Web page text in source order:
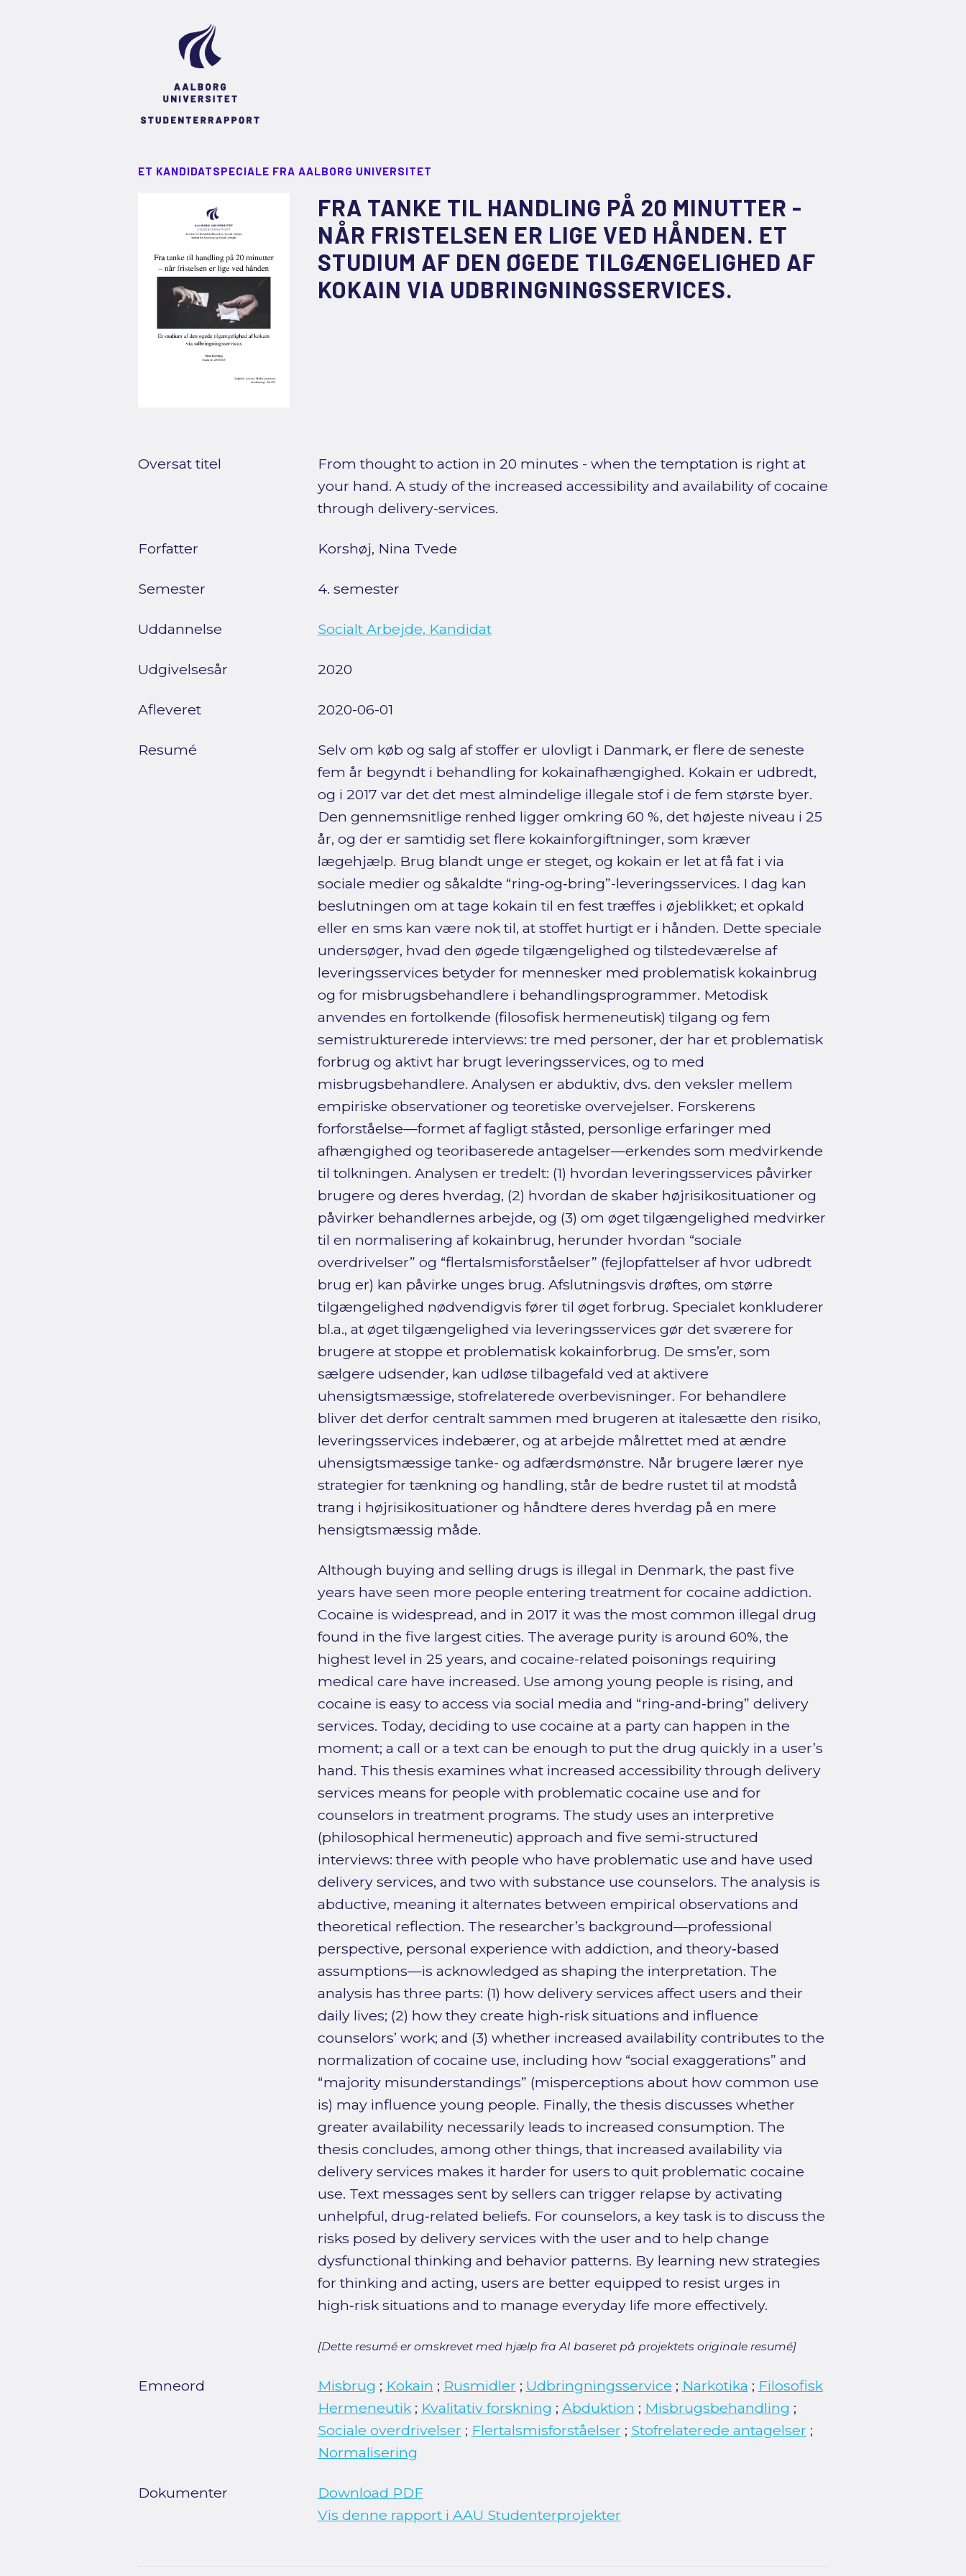
ET KANDIDATSPECIALE FRA AALBORG UNIVERSITET
FRA TANKE TIL HANDLING PÅ 20 MINUTTER -
NÅR FRISTELSEN ER LIGE VED HÅNDEN. ET
STUDIUM AF DEN ØGEDE TILGÆNGELIGHED AF
KOKAIN VIA UDBRINGNINGSSERVICES.
Oversat titel
From thought to action in 20 minutes - when the temptation is right at
your hand. A study of the increased accessibility and availability of cocaine
through delivery-services.
Forfatter Korshøj, Nina Tvede
Semester 4. semester
Uddannelse Socialt Arbejde, Kandidat
Udgivelsesår 2020
Afleveret 2020-06-01
Resumé
Selv om køb og salg af stoffer er ulovligt i Danmark, er flere de seneste
fem år begyndt i behandling for kokainafhængighed. Kokain er udbredt,
og i 2017 var det det mest almindelige illegale stof i de fem største byer.
Den gennemsnitlige renhed ligger omkring 60 %, det højeste niveau i 25
år, og der er samtidig set flere kokainforgiftninger, som kræver
lægehjælp. Brug blandt unge er steget, og kokain er let at få fat i via
sociale medier og såkaldte “ring‑og‑bring”-leveringsservices. I dag kan
beslutningen om at tage kokain til en fest træffes i øjeblikket; et opkald
eller en sms kan være nok til, at stoffet hurtigt er i hånden. Dette speciale
undersøger, hvad den øgede tilgængelighed og tilstedeværelse af
leveringsservices betyder for mennesker med problematisk kokainbrug
og for misbrugsbehandlere i behandlingsprogrammer. Metodisk
anvendes en fortolkende (filosofisk hermeneutisk) tilgang og fem
semistrukturerede interviews: tre med personer, der har et problematisk
forbrug og aktivt har brugt leveringsservices, og to med
misbrugsbehandlere. Analysen er abduktiv, dvs. den veksler mellem
empiriske observationer og teoretiske overvejelser. Forskerens
forforståelse—formet af fagligt ståsted, personlige erfaringer med
afhængighed og teoribaserede antagelser—erkendes som medvirkende
til tolkningen. Analysen er tredelt: (1) hvordan leveringsservices påvirker
brugere og deres hverdag, (2) hvordan de skaber højrisikosituationer og
påvirker behandlernes arbejde, og (3) om øget tilgængelighed medvirker
til en normalisering af kokainbrug, herunder hvordan “sociale
overdrivelser” og “flertalsmisforståelser” (fejlopfattelser af hvor udbredt
brug er) kan påvirke unges brug. Afslutningsvis drøftes, om større
tilgængelighed nødvendigvis fører til øget forbrug. Specialet konkluderer
bl.a., at øget tilgængelighed via leveringsservices gør det sværere for
brugere at stoppe et problematisk kokainforbrug. De sms’er, som
sælgere udsender, kan udløse tilbagefald ved at aktivere
uhensigtsmæssige, stofrelaterede overbevisninger. For behandlere
bliver det derfor centralt sammen med brugeren at italesætte den risiko,
leveringsservices indebærer, og at arbejde målrettet med at ændre
uhensigtsmæssige tanke- og adfærdsmønstre. Når brugere lærer nye
strategier for tænkning og handling, står de bedre rustet til at modstå
trang i højrisikosituationer og håndtere deres hverdag på en mere
hensigtsmæssig måde.
Although buying and selling drugs is illegal in Denmark, the past five
years have seen more people entering treatment for cocaine addiction.
Cocaine is widespread, and in 2017 it was the most common illegal drug
found in the five largest cities. The average purity is around 60%, the
highest level in 25 years, and cocaine-related poisonings requiring
medical care have increased. Use among young people is rising, and
cocaine is easy to access via social media and “ring‑and‑bring” delivery
services. Today, deciding to use cocaine at a party can happen in the
moment; a call or a text can be enough to put the drug quickly in a user’s
hand. This thesis examines what increased accessibility through delivery
services means for people with problematic cocaine use and for
counselors in treatment programs. The study uses an interpretive
(philosophical hermeneutic) approach and five semi‑structured
interviews: three with people who have problematic use and have used
delivery services, and two with substance use counselors. The analysis is
abductive, meaning it alternates between empirical observations and
theoretical reflection. The researcher’s background—professional
perspective, personal experience with addiction, and theory‑based
assumptions—is acknowledged as shaping the interpretation. The
analysis has three parts: (1) how delivery services affect users and their
daily lives; (2) how they create high‑risk situations and influence
counselors’ work; and (3) whether increased availability contributes to the
normalization of cocaine use, including how “social exaggerations” and
“majority misunderstandings” (misperceptions about how common use
is) may influence young people. Finally, the thesis discusses whether
greater availability necessarily leads to increased consumption. The
thesis concludes, among other things, that increased availability via
delivery services makes it harder for users to quit problematic cocaine
use. Text messages sent by sellers can trigger relapse by activating
unhelpful, drug‑related beliefs. For counselors, a key task is to discuss the
risks posed by delivery services with the user and to help change
dysfunctional thinking and behavior patterns. By learning new strategies
for thinking and acting, users are better equipped to resist urges in
high‑risk situations and to manage everyday life more effectively.
[Dette resumé er omskrevet med hjælp fra AI baseret på projektets originale resumé]
Emneord Misbrug ; Kokain ; Rusmidler ; Udbringningsservice ; Narkotika ; Filosofisk
Hermeneutik; Kvalitativ forskning ; Abduktion ; Misbrugsbehandling ;
Sociale overdrivelser ; Flertalsmisforståelser ; Stofrelaterede antagelser ;
Normalisering
Dokumenter
Download PDF
Vis denne rapport i AAU Studenterprojekter